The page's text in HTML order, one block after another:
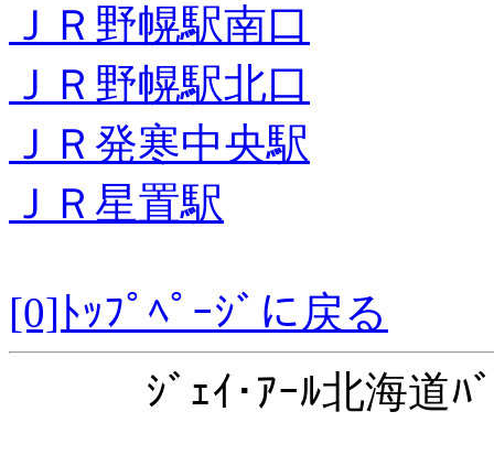
ＪＲ野幌駅南口
ＪＲ野幌駅北口
ＪＲ発寒中央駅
ＪＲ星置駅
[0]ﾄｯﾌﾟﾍﾟｰｼﾞに戻る
ｼﾞｪｲ･ｱｰﾙ北海道